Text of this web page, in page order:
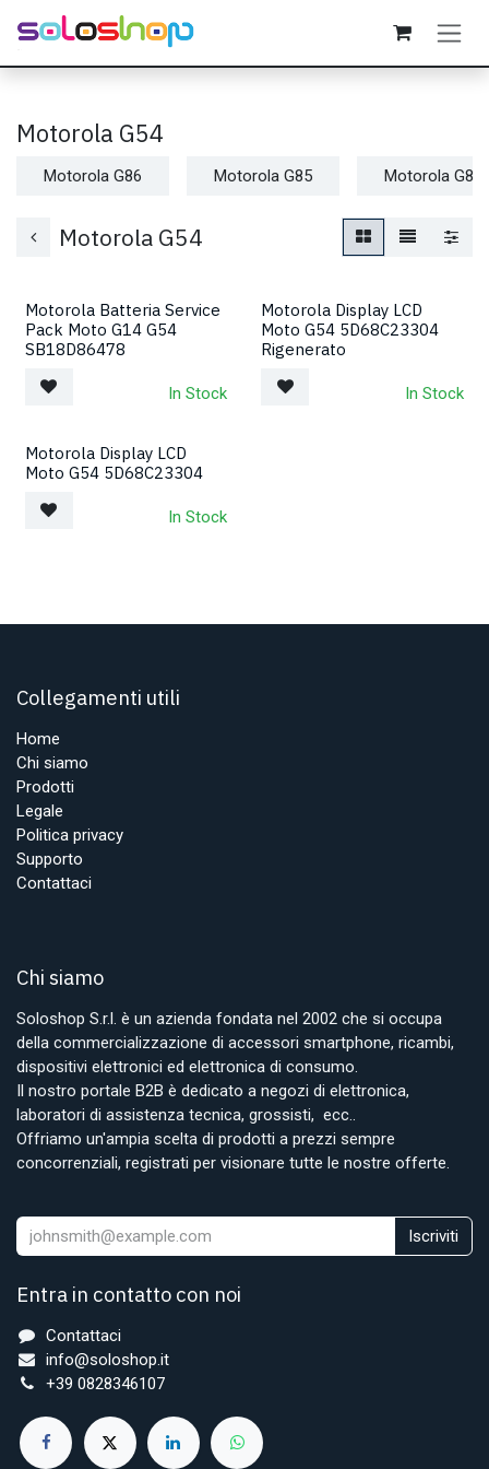
Passa al contenuto
Motorola G54
Motorola G86 Motorola G85 Motorola G84
Motorola G54
Motorola Batteria Service
Pack Moto G14 G54
SB18D86478
In Stock
Motorola Display LCD
Moto G54 5D68C23304
Rigenerato
In Stock
Motorola Display LCD
Moto G54 5D68C23304
In Stock
Collegamenti utili
Home
Chi siamo
Prodotti
Legale
Politica privacy
Supporto
Contattaci
Chi siamo
Soloshop S.r.l. è un azienda fondata nel 2002 che si occupa
della commercializzazione di accessori smartphone, ricambi,
dispositivi elettronici ed elettronica di consumo.
Il nostro portale B2B è dedicato a negozi di elettronica,
laboratori di assistenza tecnica, grossisti, ecc..
Offriamo un'ampia scelta di prodotti a prezzi sempre
concorrenziali, registrati per visionare tutte le nostre offerte.
Iscriviti
Entra in contatto con noi
Contattaci
info@soloshop.it
+39 0828346107